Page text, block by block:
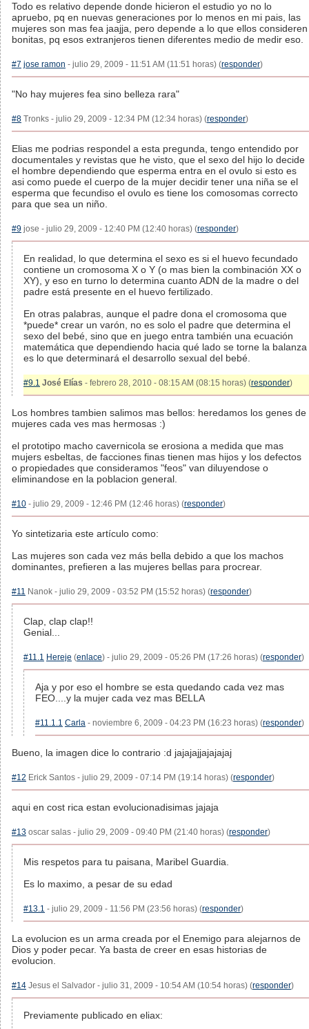
Todo es relativo depende donde hicieron el estudio yo no lo
apruebo, pq en nuevas generaciones por lo menos en mi pais, las
mujeres son mas fea jaajja, pero depende a lo que ellos consideren
bonitas, pq esos extranjeros tienen diferentes medio de medir eso.
#7 jose ramon - julio 29, 2009 - 11:51 AM (11:51 horas) (responder)
"No hay mujeres fea sino belleza rara"
#8 Tronks - julio 29, 2009 - 12:34 PM (12:34 horas) (responder)
Elias me podrias respondel a esta pregunda, tengo entendido por
documentales y revistas que he visto, que el sexo del hijo lo decide
el hombre dependiendo que esperma entra en el ovulo si esto es
asi como puede el cuerpo de la mujer decidir tener una niña se el
esperma que fecundiso el ovulo es tiene los comosomas correcto
para que sea un niño.
#9 jose - julio 29, 2009 - 12:40 PM (12:40 horas) (responder)
En realidad, lo que determina el sexo es si el huevo fecundado
contiene un cromosoma X o Y (o mas bien la combinación XX o
XY), y eso en turno lo determina cuanto ADN de la madre o del
padre está presente en el huevo fertilizado.
En otras palabras, aunque el padre dona el cromosoma que
*puede* crear un varón, no es solo el padre que determina el
sexo del bebé, sino que en juego entra también una ecuación
matemática que dependiendo hacia qué lado se torne la balanza
es lo que determinará el desarrollo sexual del bebé.
#9.1 José Elías - febrero 28, 2010 - 08:15 AM (08:15 horas) (responder)
Los hombres tambien salimos mas bellos: heredamos los genes de
mujeres cada ves mas hermosas :)
el prototipo macho cavernicola se erosiona a medida que mas
mujers esbeltas, de facciones finas tienen mas hijos y los defectos
o propiedades que consideramos "feos" van diluyendose o
eliminandose en la poblacion general.
#10 - julio 29, 2009 - 12:46 PM (12:46 horas) (responder)
Yo sintetizaria este artículo como:
Las mujeres son cada vez más bella debido a que los machos
dominantes, prefieren a las mujeres bellas para procrear.
#11 Nanok - julio 29, 2009 - 03:52 PM (15:52 horas) (responder)
Clap, clap clap!!
Genial...
#11.1 Hereje (enlace) - julio 29, 2009 - 05:26 PM (17:26 horas) (responder)
Aja y por eso el hombre se esta quedando cada vez mas
FEO....y la mujer cada vez mas BELLA
#11.1.1 Carla - noviembre 6, 2009 - 04:23 PM (16:23 horas) (responder)
Bueno, la imagen dice lo contrario :d jajajajjajajajaj
#12 Erick Santos - julio 29, 2009 - 07:14 PM (19:14 horas) (responder)
aqui en cost rica estan evolucionadisimas jajaja
#13 oscar salas - julio 29, 2009 - 09:40 PM (21:40 horas) (responder)
Mis respetos para tu paisana, Maribel Guardia.
Es lo maximo, a pesar de su edad
#13.1 - julio 29, 2009 - 11:56 PM (23:56 horas) (responder)
La evolucion es un arma creada por el Enemigo para alejarnos de
Dios y poder pecar. Ya basta de creer en esas historias de
evolucion.
#14 Jesus el Salvador - julio 31, 2009 - 10:54 AM (10:54 horas) (responder)
Previamente publicado en eliax: